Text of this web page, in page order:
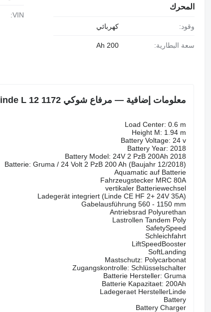
المحرك
وقود: كهربائي
سعة البطارية: 200 Ah
VIN:
معلومات إضافية — مرفاع شوكي Linde L 12 1172
Load Center: 0.6 m
Height M: 1.94 m
Battery Voltage: 24 v
Battery Year: 2018
Battery Model: 24V 2 PzB 200Ah 2018
Batterie: Gruma / 24 Volt 2 PzB 200 Ah (Baujahr 12/2018)
Aquamatic auf Batterie
Fahrzeugstecker MRC 80A
vertikaler Batteriewechsel
Ladegerät integriert (Linde CE HF 2+ 24V 35A)
Gabelausführung 560 - 1150 mm
Antriebsrad Polyurethan
Lastrollen Tandem Poly
SafetySpeed
Schleichfahrt
LiftSpeedBooster
SoftLanding
Mastschutz: Polycarbonat
Zugangskontrolle: Schlüsselschalter
Batterie Hersteller: Gruma
Batterie Kapazitaet: 200Ah
Ladegeraet HerstellerLinde
Battery
Battery Charger